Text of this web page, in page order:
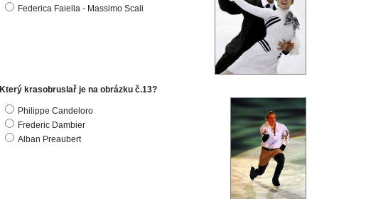
Federica Faiella - Massimo Scali
Který krasobruslař je na obrázku č.13?
Philippe Candeloro
Frederic Dambier
Alban Preaubert